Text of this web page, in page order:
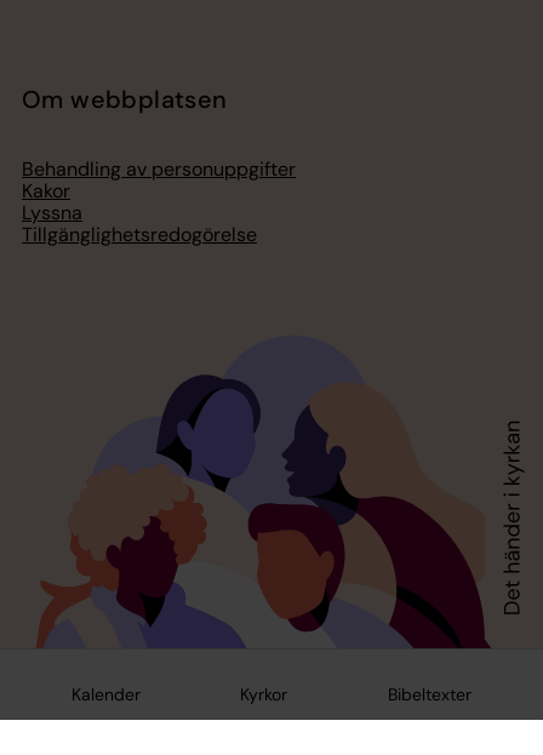
Kalender Kyrkor Bibeltexter
Om webbplatsen
Behandling av personuppgifter
Kakor
Lyssna
Tillgänglighetsredogörelse